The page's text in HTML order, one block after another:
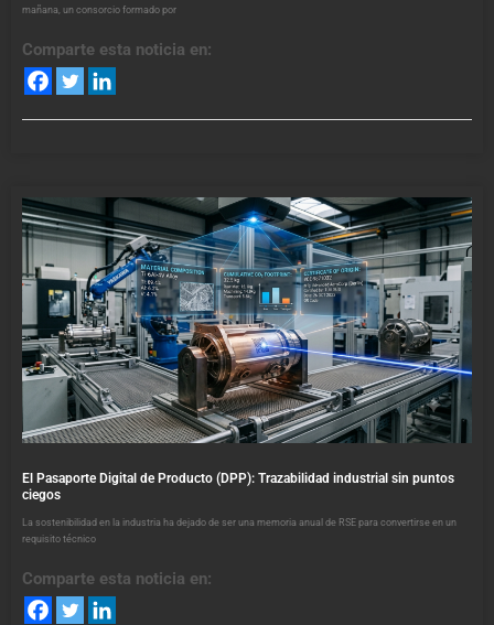
mañana, un consorcio formado por
Comparte esta noticia en:
El Pasaporte Digital de Producto (DPP): Trazabilidad industrial sin puntos
ciegos
La sostenibilidad en la industria ha dejado de ser una memoria anual de RSE para convertirse en un
requisito técnico
Comparte esta noticia en: